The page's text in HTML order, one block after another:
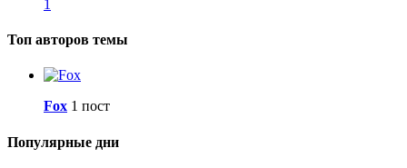
1
Топ авторов темы
Fox 1 пост
Популярные дни